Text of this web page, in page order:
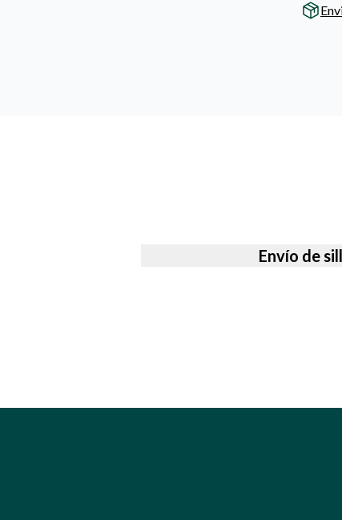
Envío de